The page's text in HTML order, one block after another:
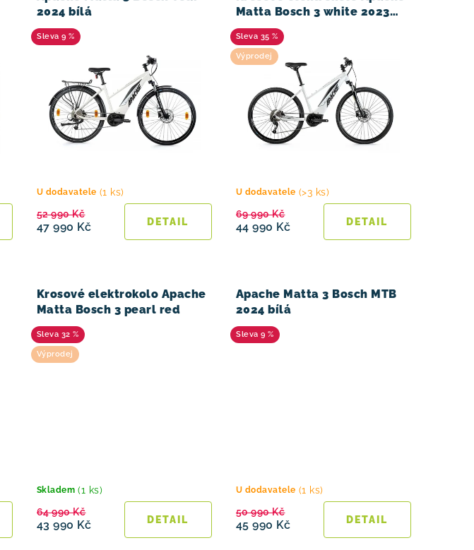
2024 bílá
9 %
U dodavatele (1 ks)
47 990 Kč
52 990 Kč
Matta Bosch 3 white 2023
(28)
35 %
Výprodej
U dodavatele (>3 ks)
44 990 Kč
69 990 Kč
Krosové elektrokolo Apache
Matta Bosch 3 pearl red
32 %
Výprodej
Skladem (1 ks)
43 990 Kč
64 990 Kč
Apache Matta 3 Bosch MTB
2024 bílá
9 %
U dodavatele (1 ks)
45 990 Kč
50 990 Kč